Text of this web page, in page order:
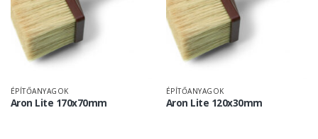
ÉPÍTŐANYAGOK
Aron Lite 170x70mm
ÉPÍTŐANYAGOK
Aron Lite 120x30mm